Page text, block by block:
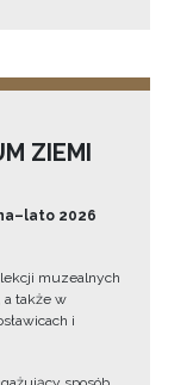
ZIEMI
2026
muzealnych
a także w
i